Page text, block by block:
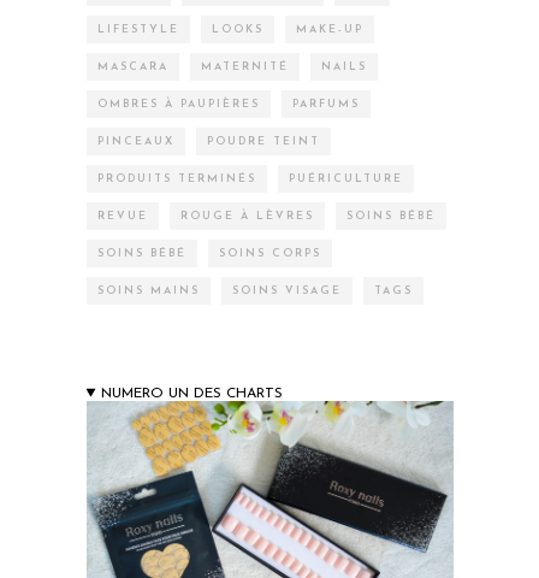
LIFESTYLE LOOKS MAKE-UP
MASCARA MATERNITÉ NAILS
OMBRES À PAUPIÈRES PARFUMS
PINCEAUX POUDRE TEINT
PRODUITS TERMINÉS PUÉRICULTURE
REVUE ROUGE À LÈVRES SOINS BÉBÉ
SOINS BÉBÉ SOINS CORPS
SOINS MAINS SOINS VISAGE TAGS
NUMERO UN DES CHARTS